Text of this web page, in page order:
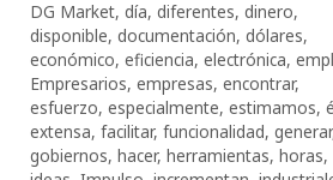
DG Market, día, diferentes, dinero,
disponible, documentación, dólares,
económico, eficiencia, electrónica,
Empresarios, empresas, encontrar,
esfuerzo, especialmente, estimamos,
extensa, facilitar, funcionalidad, generar
gobiernos, hacer, herramientas, horas,